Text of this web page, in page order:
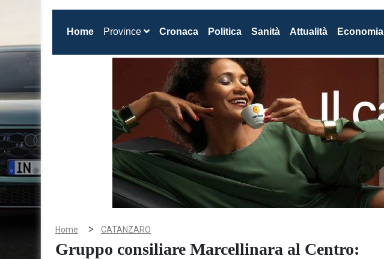
Home(current)
Province Cronaca Politica Sanità Attualità Economia
Home > CATANZARO
Gruppo consiliare Marcellinara al Centro: